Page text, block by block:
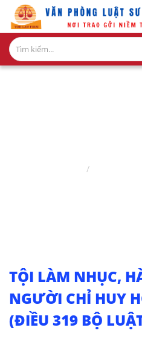
GIỚI
THIỆU
DỊCH
VỤ
VĂN
BẢN
TỘI LÀM NHỤC,
NGƯỜI CHỈ HUY
(ĐIỀU 319 BỘ